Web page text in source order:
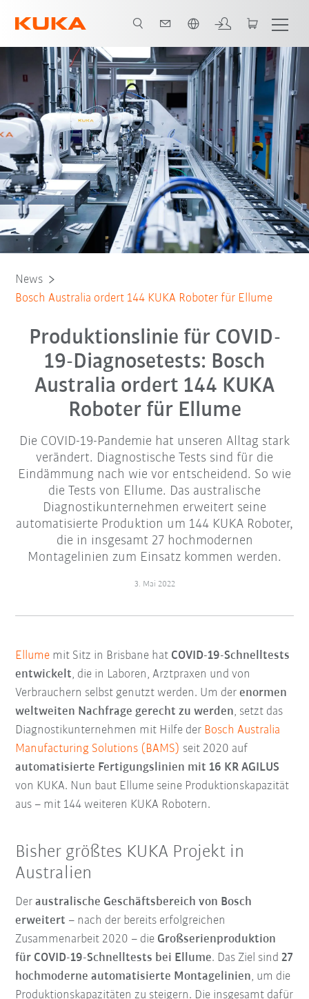
News
Bosch Australia ordert 144 KUKA Roboter für Ellume
Produktionslinie für COVID-
19-Diagnosetests: Bosch
Australia ordert 144 KUKA
Roboter für Ellume
Die COVID-19-Pandemie hat unseren Alltag stark
verändert. Diagnostische Tests sind für die
Eindämmung nach wie vor entscheidend. So wie
die Tests von Ellume. Das australische
Diagnostikunternehmen erweitert seine
automatisierte Produktion um 144 KUKA Roboter,
die in insgesamt 27 hochmodernen
Montagelinien zum Einsatz kommen werden.
3. Mai 2022
Ellume mit Sitz in Brisbane hat COVID-19-Schnelltests
entwickelt, die in Laboren, Arztpraxen und von
Verbrauchern selbst genutzt werden. Um derenormen
weltweiten Nachfrage gerecht zu werden, setzt das
Diagnostikunternehmen mit Hilfe der Bosch Australia
Manufacturing Solutions (BAMS) seit 2020 auf
automatisierte Fertigungslinien mit 16 KR AGILUS
von KUKA. Nun baut Ellume seine Produktionskapazität
aus – mit 144 weiteren KUKA Robotern.
Bisher größtes KUKA Projekt in
Australien
Deraustralische Geschäftsbereich von Bosch
erweitert – nach der bereits erfolgreichen
Zusammenarbeit 2020 – die Großserienproduktion
für COVID-19-Schnelltests bei Ellume. Das Ziel sind27
hochmoderne automatisierte Montagelinien, um die
Produktionskapazitäten zu steigern. Die insgesamt dafür